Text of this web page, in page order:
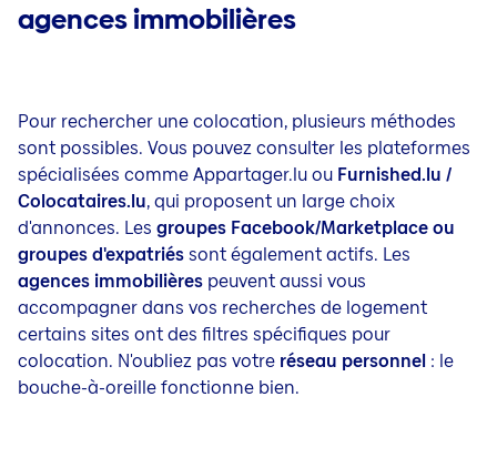
agences immobilières
Pour rechercher une colocation, plusieurs méthodes
sont possibles. Vous pouvez consulter les plateformes
spécialisées comme Appartager.lu ou Furnished.lu /
Colocataires.lu, qui proposent un large choix
d'annonces. Les groupes Facebook/Marketplace ou
groupes d'expatriéssont également actifs. Les
agences immobilières peuvent aussi vous
accompagner dans vos recherches de logement
certains sites ont des filtres spécifiques pour
colocation. N'oubliez pas votre réseau personnel : le
bouche-à-oreille fonctionne bien.